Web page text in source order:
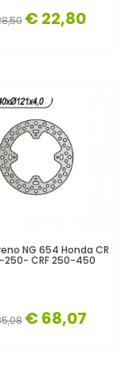
€ 22,80
NG 654 Honda CR
250- CRF 250-450
€ 68,07